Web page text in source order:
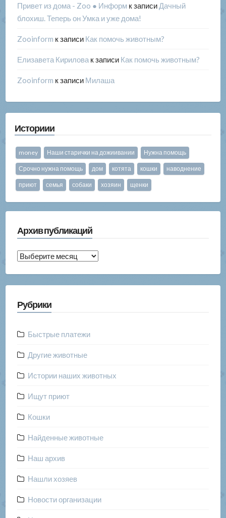
Привет из дома - Zoo ● Информк записи Дачный
блохиш. Теперь он Умка и уже дома!
Zooinform к записи Как помочь животным?
Елизавета Кириловак записи Как помочь животным?
Zooinform к записи Милаша
Историии
money Наши старички на дожиивании Нужна помощь
Срочно нужна помощь дом котята кошки наводнение
приют семья собаки хозяин щенки
Архив публикаций
Архив
Рубрики
Быстрые платежи
Другие животные
Истории наших животных
Ищут приют
Кошки
Найденные животные
Наш архив
Нашли хозяев
Новости организации